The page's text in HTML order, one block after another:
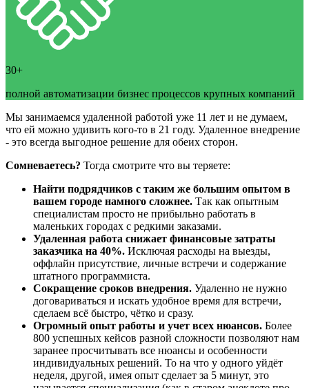
30+
полной автоматизации бизнес процессов крупных компаний
Мы занимаемся удаленной работой уже 11 лет и не думаем,
что ей можно удивить кого-то в 21 году. Удаленное внедрение
- это всегда выгодное решение для обеих сторон.
Сомневаетесь? Тогда смотрите что вы теряете:
Найти подрядчиков с таким же большим опытом в
вашем городе намного сложнее. Так как опытным
специалистам просто не прибыльно работать в
маленьких городах с редкими заказами.
Удаленная работа снижает финансовые затраты
заказчика на 40%. Исключая расходы на выезды,
оффлайн присутствие, личные встречи и содержание
штатного программиста.
Сокращение сроков внедрения. Удаленно не нужно
договариваться и искать удобное время для встречи,
сделаем всё быстро, чётко и сразу.
Огромный опыт работы и учет всех нюансов. Более
800 успешных кейсов разной сложности позволяют нам
заранее просчитывать все нюансы и особенности
индивидуальных решений. То на что у одного уйдёт
неделя, другой, имея опыт сделает за 5 минут, это